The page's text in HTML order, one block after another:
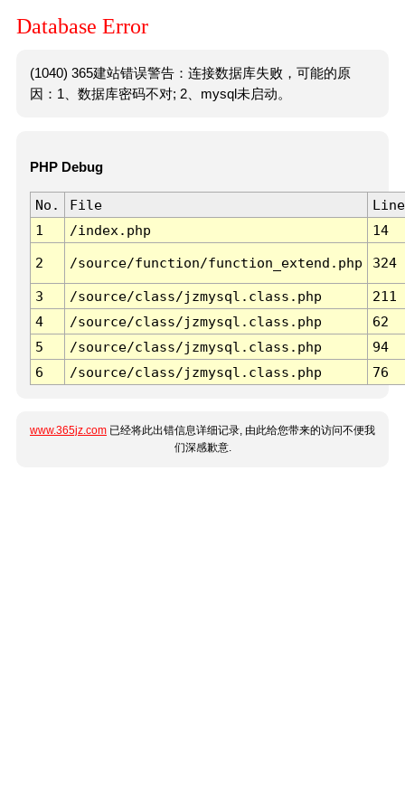
Database Error
(1040) 365建站错误警告：连接数据库失败，可能的原
因：1、数据库密码不对; 2、mysql未启动。
PHP Debug
No. File
Line
1
/index.php 14
2 /source/function/function_extend.php 324
3 /source/class/jzmysql.class.php
211
4
/source/class/jzmysql.class.php
62
5
/source/class/jzmysql.class.php
94
6
/source/class/jzmysql.class.php 76
www.365jz.com 已经将此出错信息详细记录, 由此给您带来的访问不便我
们深感歉意.